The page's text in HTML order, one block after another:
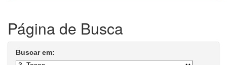
Página de Busca
Buscar em: